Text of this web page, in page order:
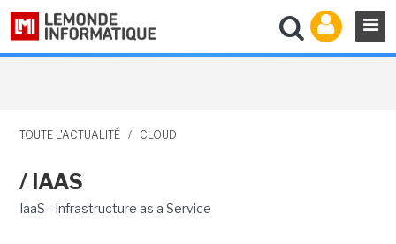
TOUTE L'ACTUALITÉ / CLOUD
/ IAAS
IaaS - Infrastructure as a Service